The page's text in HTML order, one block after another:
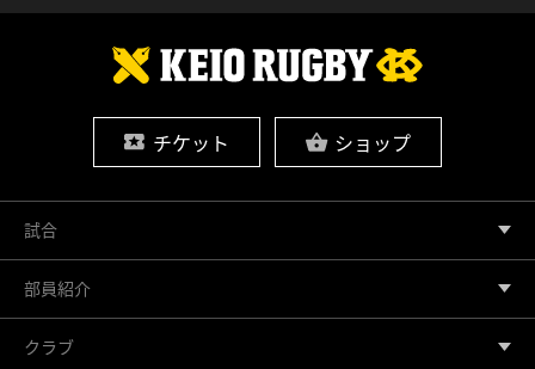
チケット ショップ
試合
部員紹介
クラブ